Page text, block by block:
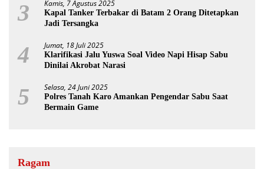
3 Kamis, 7 Agustus 2025
Kapal Tanker Terbakar di Batam 2 Orang Ditetapkan
Jadi Tersangka
4 Jumat, 18 Juli 2025
Klarifikasi Jalu Yuswa Soal Video Napi Hisap Sabu
Dinilai Akrobat Narasi
5 Selasa, 24 Juni 2025
Polres Tanah Karo Amankan Pengendar Sabu Saat
Bermain Game
Ragam